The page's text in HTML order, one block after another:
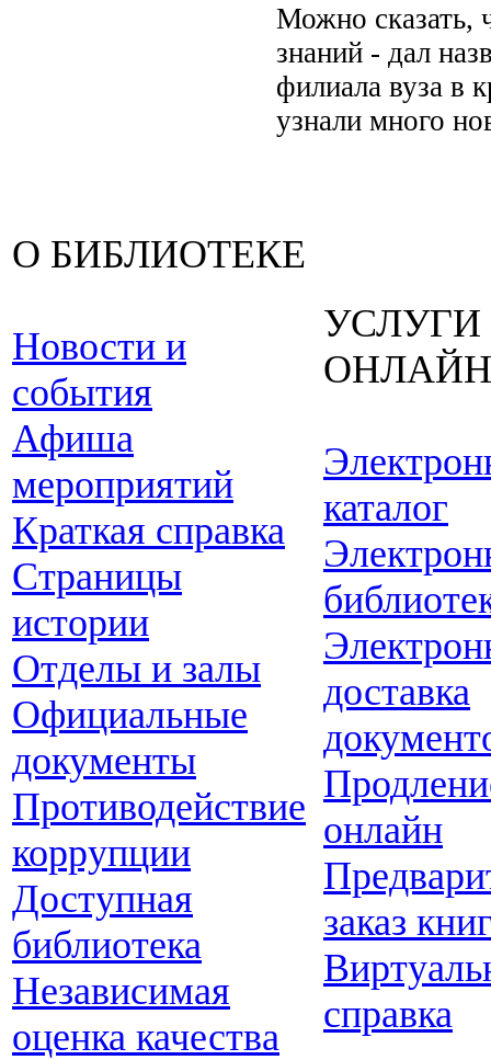
Можно сказать,
знаний - дал
филиала вуза в
узнали много
О БИБЛИОТЕКЕ
Новости и
события
Афиша
мероприятий
Краткая справка
Страницы
истории
Отделы и залы
Официальные
документы
Противодействие
коррупции
Доступная
библиотека
Независимая
оценка качества
УСЛУГИ
ОНЛАЙН
каталог
доставка
онлайн
заказ
справка